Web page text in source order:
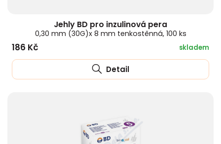
Jehly BD pro inzulinová pera
0,30 mm (30G)x 8 mm tenkostěnná, 100 ks
186 Kč skladem
Detail